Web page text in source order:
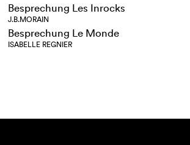
Besprechung Les Inrocks
J.B.MORAIN
Besprechung Le Monde
ISABELLE REGNIER